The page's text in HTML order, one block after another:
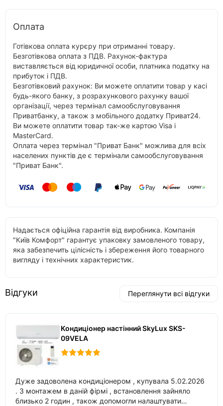
Оплата
Готівкова оплата курєру при отриманні товару.
Безготівкова оплата з ПДВ. Рахунок-фактура
виставляється від юридичної особи, платника податку на
прибуток і ПДВ.
Безготівковий рахунок: Ви можете оплатити товар у касі
будь-якого банку, з розрахункового рахунку вашої
організації, через термінал самообслуговування
Приватбанку, а також з мобільного додатку Приват24.
Ви можете оплатити товар так-же картою Visa і
MasterCard.
Оплата через термінал "Приват Банк" можлива для всіх
населених пунктів де є термінали самообслуговування
"Приват Банк".
Надається офіційна гарантія від виробника. Компанія
"Київ Комфорт" гарантує упаковку замовленого товару,
яка забезпечить цілісність і збереження його товарного
вигляду і технічних характеристик.
Відгуки Переглянути всі відгуки
Кондиціонер настінний SkyLux SKS-
09VELA
Дуже задоволена кондиціонером , купувала 5.02.2026
. З монтажем в даній фірмі , встановлення зайняло
близько 2 годин , також допомогли налаштувати